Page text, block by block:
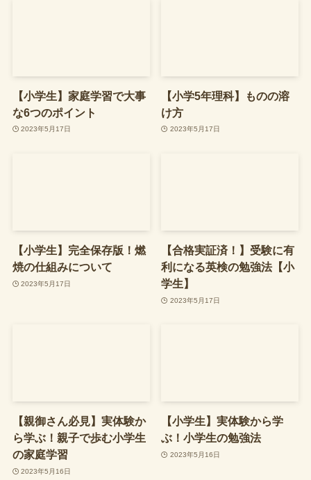
【小学生】家庭学習で大事
な6つのポイント
2023年5月17日
【小学5年理科】ものの溶
け方
2023年5月17日
【小学生】完全保存版！燃
焼の仕組みについて
2023年5月17日
【合格実証済！】受験に有
利になる英検の勉強法【小
学生】
2023年5月17日
【親御さん必見】実体験か
ら学ぶ！親子で歩む小学生
の家庭学習
2023年5月16日
【小学生】実体験から学
ぶ！小学生の勉強法
2023年5月16日